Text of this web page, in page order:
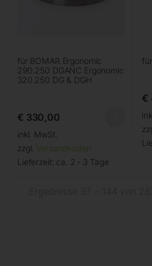
für BOMAR Ergonomic
290.250 DGANC Ergonomic
320.250 DG & DGH
€ 330,00
inkl. MwSt.
zzgl. Versandkosten
Lieferzeit: ca. 2 - 3 Tage
€